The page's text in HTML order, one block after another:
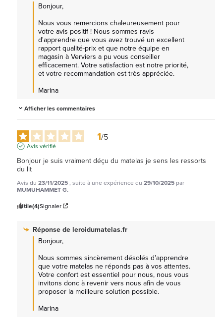
Bonjour,
Nous vous remercions chaleureusement pour
votre avis positif ! Nous sommes ravis
d'apprendre que vous avez trouvé un excellent
rapport qualité-prix et que notre équipe en
magasin à Verviers a pu vous conseiller
efficacement. Votre satisfaction est notre priorité,
et votre recommandation est très appréciée.
Marina
Afficher les commentaires
1/5
Avis vérifié
Bonjour je suis vraiment déçu du matelas je sens les ressorts
du lit
Avis du 23/11/2025, suite à une expérience du 29/10/2025 par
MUMUHAMMET G.
Utile(4)Signaler
Réponse de leroidumatelas.fr
Bonjour,
Nous sommes sincèrement désolés d’apprendre
que votre matelas ne réponds pas à vos attentes.
Votre confort est essentiel pour nous, nous vous
invitons donc à revenir vers nous afin de vous
proposer la meilleure solution possible.
Marina